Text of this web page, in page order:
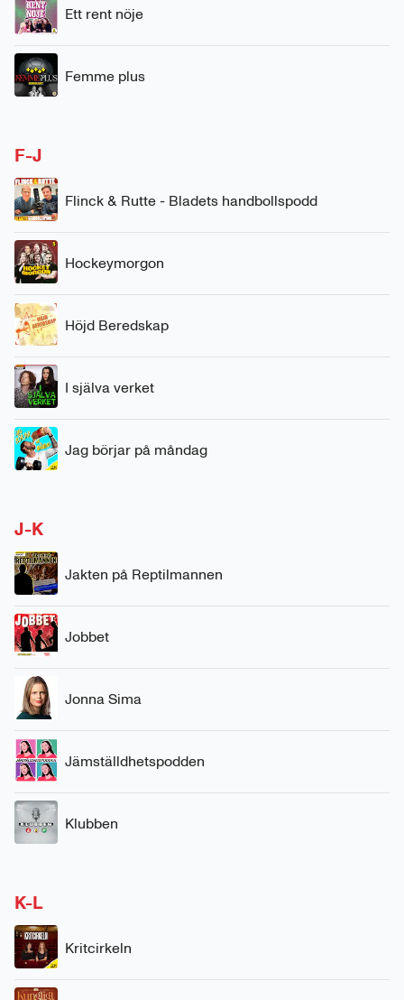
Ett rent nöje
Femme plus
F-J
Flinck & Rutte - Bladets handbollspodd
Hockeymorgon
Höjd Beredskap
I själva verket
Jag börjar på måndag
J-K
Jakten på Reptilmannen
Jobbet
Jonna Sima
Jämställdhetspodden
Klubben
K-L
Kritcirkeln